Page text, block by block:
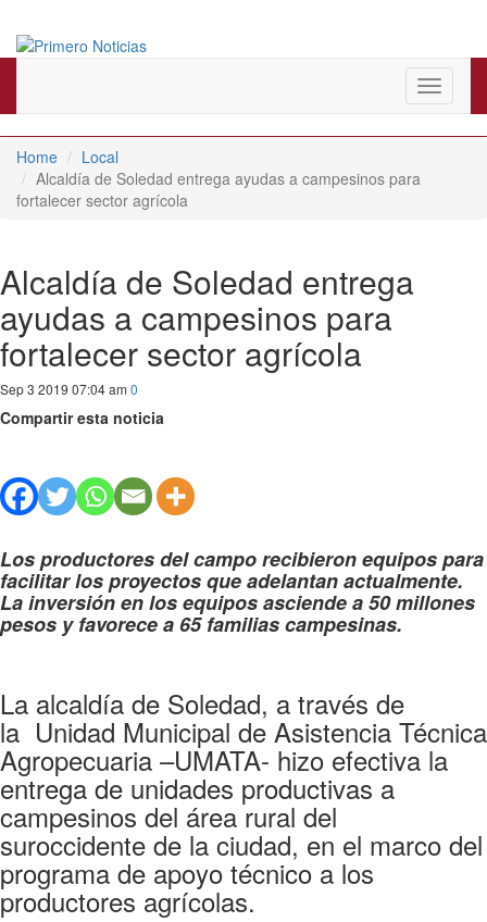
Primero Noticias
Toggle
Home
Local
Alcaldía de Soledad entrega ayudas a campesinos para
fortalecer sector agrícola
Alcaldía de Soledad entrega
ayudas a campesinos para
fortalecer sector agrícola
Sep 3 2019 07:04 am 0
Compartir esta noticia
Los productores del campo recibieron equipos para
facilitar los proyectos que adelantan actualmente.
La inversión en los equipos asciende a 50 millones
pesos y favorece a 65 familias campesinas.
La alcaldía de Soledad, a través de
la Unidad Municipal de Asistencia Técnica
Agropecuaria –UMATA- hizo efectiva la
entrega de unidades productivas a
campesinos del área rural del
suroccidente de la ciudad, en el marco del
programa de apoyo técnico a los
productores agrícolas.